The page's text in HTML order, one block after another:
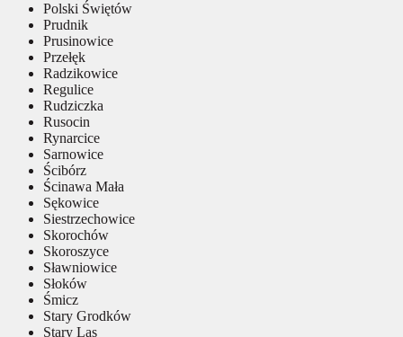
Polski Świętów
Prudnik
Prusinowice
Przełęk
Radzikowice
Regulice
Rudziczka
Rusocin
Rynarcice
Sarnowice
Ścibórz
Ścinawa Mała
Sękowice
Siestrzechowice
Skorochów
Skoroszyce
Sławniowice
Słoków
Śmicz
Stary Grodków
Stary Las